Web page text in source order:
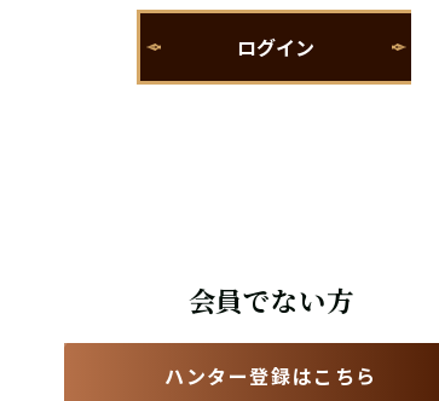
会員でない方
ハンター登録はこちら